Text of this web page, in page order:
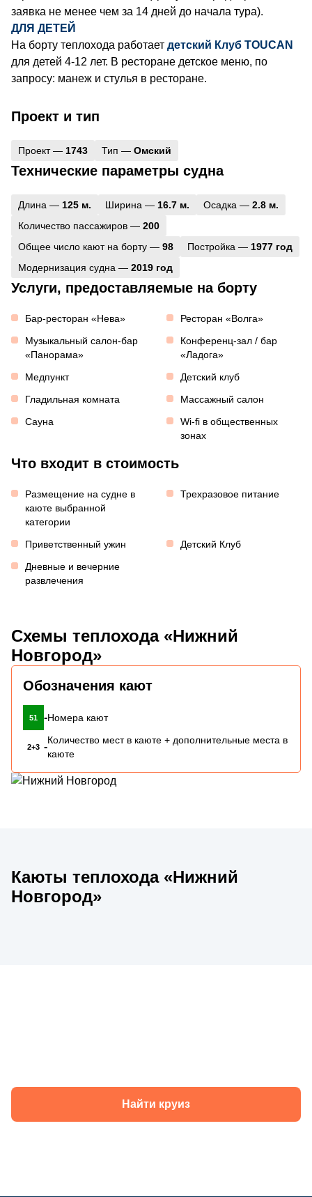
заявка не менее чем за 14 дней до начала тура).
ДЛЯ ДЕТЕЙ
На борту теплохода работает детский Клуб TOUCAN
для детей 4-12 лет. В ресторане детское меню​, по
запросу: манеж и стулья в ресторане.
Проект и тип
Проект — 1743 Тип — Омский
Технические параметры судна
Длина — 125 м. Ширина — 16.7 м. Осадка — 2.8 м.
Количество пассажиров — 200
Общее число кают на борту — 98 Постройка — 1977 год
Модернизация судна — 2019 год
Услуги, предоставляемые на борту
Бар-ресторан «Нева»
Ресторан «Волга»
Музыкальный салон-бар
«Панорама»
Конференц-зал / бар
«Ладога»
Медпункт
Детский клуб
Гладильная комната
Массажный салон
Сауна
Wi-fi в общественных
зонах
Что входит в стоимость
Размещение на судне в
каюте выбранной
категории
Трехразовое питание
Приветственный ужин
Детский Клуб
Дневные и вечерние
развлечения
Схемы теплохода «Нижний
Новгород»
Обозначения кают
51 -Номера кают
2+3 -
Количество мест в каюте + дополнительные места в
каюте
Каюты теплохода «Нижний
Новгород»
Найти круиз